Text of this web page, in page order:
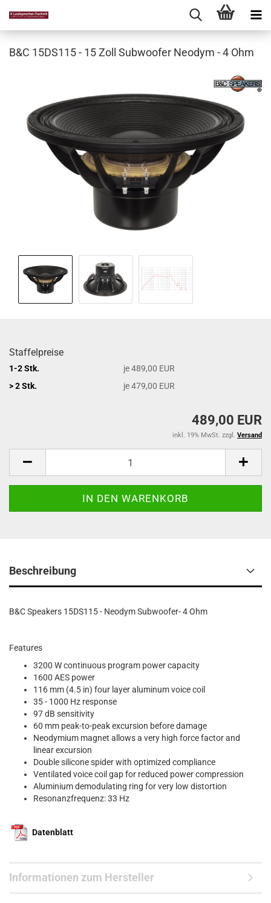
B&C 15DS115 - 15 Zoll Subwoofer Neodym - 4 Ohm
Staffelpreise
1-2 Stk.
je 489,00 EUR
> 2 Stk.
je 479,00 EUR
489,00 EUR
inkl. 19% MwSt. zzgl. Versand
Beschreibung
B&C Speakers 15DS115 - Neodym Subwoofer- 4 Ohm
Features
3200 W continuous program power capacity
1600 AES power
116 mm (4.5 in) four layer aluminum voice coil
35 - 1000 Hz response
97 dB sensitivity
60 mm peak-to-peak excursion before damage
Neodymium magnet allows a very high force factor and
linear excursion
Double silicone spider with optimized compliance
Ventilated voice coil gap for reduced power compression
Aluminium demodulating ring for very low distortion
Resonanzfrequenz: 33 Hz
Datenblatt
Informationen zum Hersteller